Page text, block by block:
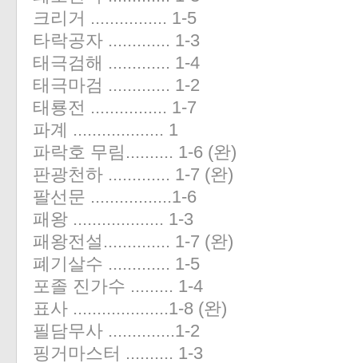
크리거 ................ 1-5
타락공자 ............. 1-3
태극검해 ............. 1-4
태극마검 ............. 1-2
태룡전 ................ 1-7
파계 ................... 1
파락호 무림.......... 1-6 (완)
판광천하 ............. 1-7 (완)
팔선문 .................1-6
패왕 ................... 1-3
패왕전설.............. 1-7 (완)
폐기살수 ............. 1-5
포졸 진가수 ......... 1-4
표사 ....................1-8 (완)
필담무사 ..............1-2
핑거마스터 .......... 1-3